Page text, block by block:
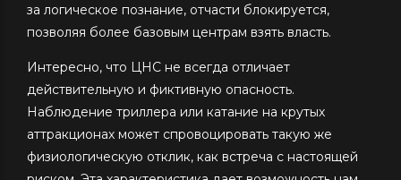
за логическое познание, отчасти блокируется,
позволяя более базовым центрам взять власть.
Интересно, что ЦНС не всегда отличает
действительную и фиктивную опасность.
Наблюдение триллера или катание на крутых
аттракционах может спровоцировать такую же
физиологическую отклик, как встреча с настоящей